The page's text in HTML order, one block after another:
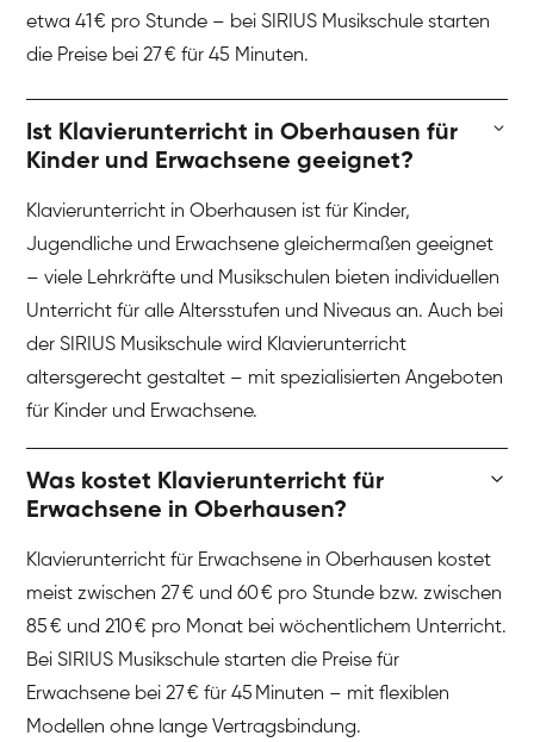
etwa 41 € pro Stunde – bei SIRIUS Musikschule starten
die Preise bei 27 € für 45 Minuten.
Ist Klavierunterricht in Oberhausen für
Kinder und Erwachsene geeignet?
Klavierunterricht in Oberhausen ist für Kinder,
Jugendliche und Erwachsene gleichermaßen geeignet
– viele Lehrkräfte und Musikschulen bieten individuellen
Unterricht für alle Altersstufen und Niveaus an. Auch bei
der SIRIUS Musikschule wird Klavierunterricht
altersgerecht gestaltet – mit spezialisierten Angeboten
für Kinder und Erwachsene.
Was kostet Klavierunterricht für
Erwachsene in Oberhausen?
Klavierunterricht für Erwachsene in Oberhausen kostet
meist zwischen 27 € und 60 € pro Stunde bzw. zwischen
85 € und 210 € pro Monat bei wöchentlichem Unterricht.
Bei SIRIUS Musikschule starten die Preise für
Erwachsene bei 27 € für 45 Minuten – mit flexiblen
Modellen ohne lange Vertragsbindung.